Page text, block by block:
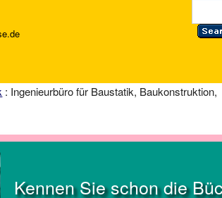
: Ingenieurbüro für Baustatik, Baukonstruktion,
Kennen Sie schon die